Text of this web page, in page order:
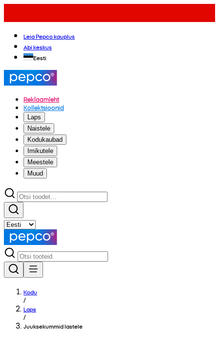
Leia Pepco kauplus
Abi keskus
Eesti
Reklaamleht
Kollektsioonid
Laps
Naistele
Kodukaubad
Imikutele
Meestele
Muud
Kodu
/
Laps
/
Juuksekummid lastele